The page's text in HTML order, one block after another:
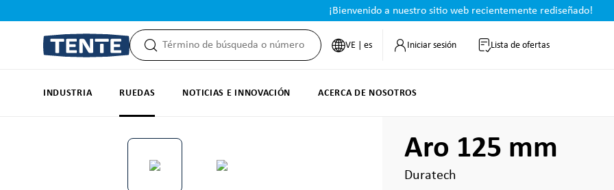
¡Bienvenido a nuestro sitio web recientemente rediseñado!
VE | es Iniciar sesión Lista de ofertas
INDUSTRIA RUEDAS NOTICIAS E INNOVACIÓN ACERCA DE NOSOTROS
Omitir galería de imágenes Aro 125 mm
Duratech